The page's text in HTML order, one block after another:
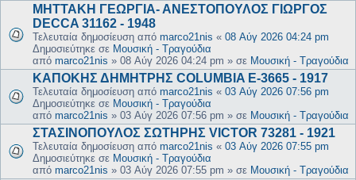
ΜΗΤΤΑΚΗ ΓΕΩΡΓΙΑ- ΑΝΕΣΤΟΠΟΥΛΟΣ ΓΙΩΡΓΟΣ
DECCA 31162 - 1948
Τελευταία δημοσίευση από marco21nis « 08 Αύγ 2026 04:24 pm
Δημοσιεύτηκε σε Μουσική - Τραγούδια
από marco21nis » 08 Αύγ 2026 04:24 pm » σε Μουσική - Τραγούδια
ΚΑΠΟΚΗΣ ΔΗΜΗΤΡΗΣ COLUMBIA E-3665 - 1917
Τελευταία δημοσίευση από marco21nis « 03 Αύγ 2026 07:56 pm
Δημοσιεύτηκε σε Μουσική - Τραγούδια
από marco21nis » 03 Αύγ 2026 07:56 pm » σε Μουσική - Τραγούδια
ΣΤΑΣΙΝΟΠΟΥΛΟΣ ΣΩΤΗΡΗΣ VICTOR 73281 - 1921
Τελευταία δημοσίευση από marco21nis « 03 Αύγ 2026 07:55 pm
Δημοσιεύτηκε σε Μουσική - Τραγούδια
από marco21nis » 03 Αύγ 2026 07:55 pm » σε Μουσική - Τραγούδια